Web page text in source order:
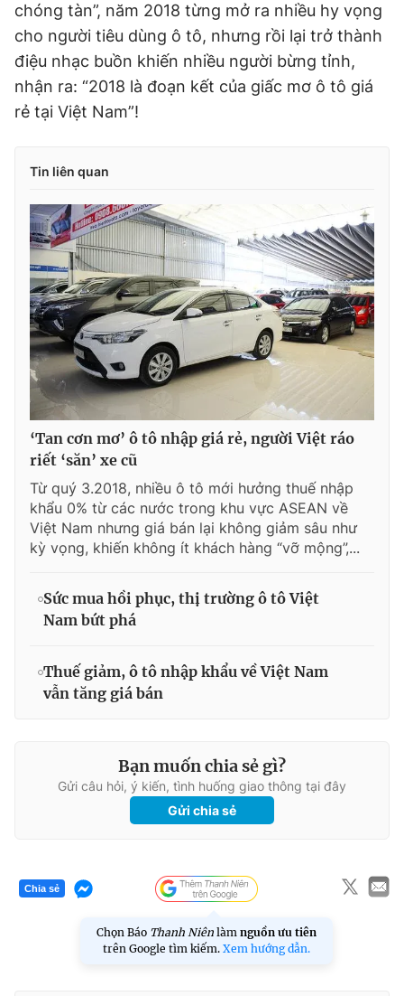
chóng tàn”, năm 2018 từng mở ra nhiều hy vọng
cho người tiêu dùng ô tô, nhưng rồi lại trở thành
điệu nhạc buồn khiến nhiều người bừng tỉnh,
nhận ra: “2018 là đoạn kết của giấc mơ ô tô giá
rẻ tại Việt Nam”!
Tin liên quan
‘Tan cơn mơ’ ô tô nhập giá rẻ, người Việt ráo
riết ‘săn’ xe cũ
Từ quý 3.2018, nhiều ô tô mới hưởng thuế nhập
khẩu 0% từ các nước trong khu vực ASEAN về
Việt Nam nhưng giá bán lại không giảm sâu như
kỳ vọng, khiến không ít khách hàng “vỡ mộng”,...
Sức mua hồi phục, thị trường ô tô Việt
Nam bứt phá
Thuế giảm, ô tô nhập khẩu về Việt Nam
vẫn tăng giá bán
Bạn muốn chia sẻ gì?
Gửi câu hỏi, ý kiến, tình huống giao thông tại đây
Gửi chia sẻ
Chia sẻ
Chọn Báo Thanh Niên làm nguồn ưu tiên
trên Google tìm kiếm. Xem hướng dẫn.